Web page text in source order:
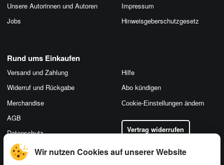
Wir nutzen Cookies auf unserer Website
Unsere Autorinnen und Autoren
Jobs
Impressum
Hinweis­geber­schutz­gesetz
Rund ums Einkaufen
Versand und Zahlung
Widerruf und Rückgabe
Merchandise
AGB
Datenschutz
Hilfe
Abo kündigen
Cookie-Einstellungen ändern
Vertrag widerrufen